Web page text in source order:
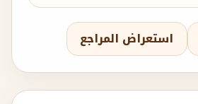
استعراض المراجع